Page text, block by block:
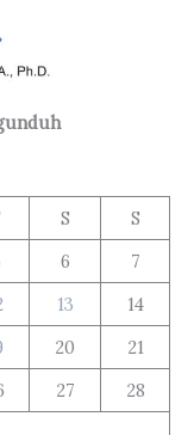
S
S
6
7
13
14
20
21
27
28